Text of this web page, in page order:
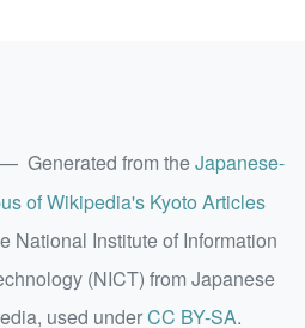
Generated from theJapanese-
of Wikipedia's Kyoto Articles
National Institute of Information
(NICT) from Japanese
used underCC BY-SA.